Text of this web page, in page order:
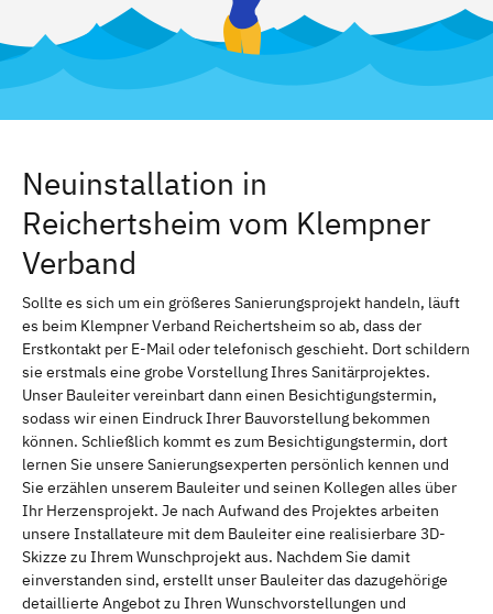
Neuinstallation in
Reichertsheim vom Klempner
Verband
Sollte es sich um ein größeres Sanierungsprojekt handeln, läuft
es beim Klempner Verband Reichertsheim so ab, dass der
Erstkontakt per E-Mail oder telefonisch geschieht. Dort schildern
sie erstmals eine grobe Vorstellung Ihres Sanitärprojektes.
Unser Bauleiter vereinbart dann einen Besichtigungstermin,
sodass wir einen Eindruck Ihrer Bauvorstellung bekommen
können. Schließlich kommt es zum Besichtigungstermin, dort
lernen Sie unsere Sanierungsexperten persönlich kennen und
Sie erzählen unserem Bauleiter und seinen Kollegen alles über
Ihr Herzensprojekt. Je nach Aufwand des Projektes arbeiten
unsere Installateure mit dem Bauleiter eine realisierbare 3D-
Skizze zu Ihrem Wunschprojekt aus. Nachdem Sie damit
einverstanden sind, erstellt unser Bauleiter das dazugehörige
detaillierte Angebot zu Ihren Wunschvorstellungen und